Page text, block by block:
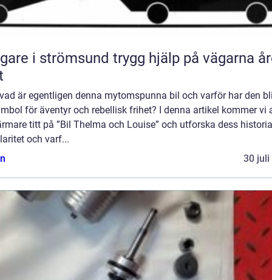
strömsund trygg hjälp på vägarna året
är egentligen denna mytomspunna bil och varför har den
för äventyr och rebellisk frihet? I denna artikel kommer vi
titt på ”Bil Thelma och Louise” och utforska dess
och varf...
30 juli